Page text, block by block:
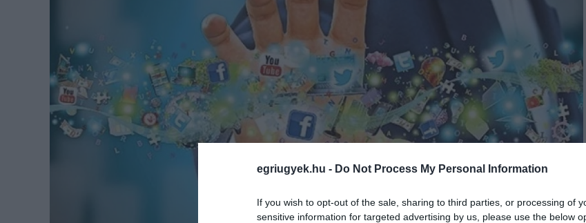
egriugyek.hu - Do Not Process My Personal Information
If you wish to opt-out of the sale, sharing to third parties, or processing of
sensitive information for targeted advertising by us, please use the below